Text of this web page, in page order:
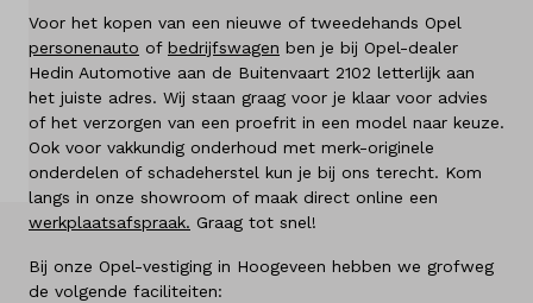
Over ons
Kennis & advies
Land
Nederland
Taal
Nederlands
Voor het kopen van een nieuwe of tweedehands Opel
personenauto of bedrijfswagen ben je bij Opel-dealer
Hedin Automotive aan de Buitenvaart 2102 letterlijk aan
het juiste adres. Wij staan graag voor je klaar voor advies
of het verzorgen van een proefrit in een model naar keuze.
Ook voor vakkundig onderhoud met merk-originele
onderdelen of schadeherstel kun je bij ons terecht. Kom
langs in onze showroom of maak direct online een
werkplaatsafspraak. Graag tot snel!
Bij onze Opel-vestiging in Hoogeveen hebben we grofweg
de volgende faciliteiten: